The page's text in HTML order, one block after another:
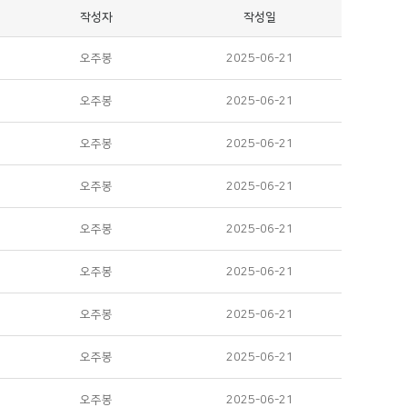
작성자 작성일
오주봉 2025-06-21
오주봉 2025-06-21
오주봉 2025-06-21
오주봉 2025-06-21
오주봉 2025-06-21
오주봉 2025-06-21
오주봉 2025-06-21
오주봉 2025-06-21
오주봉 2025-06-21